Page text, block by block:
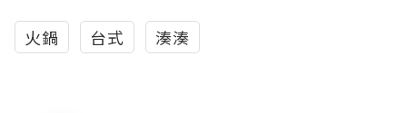
火鍋 台式 湊湊